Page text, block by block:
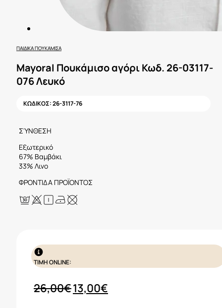
ΠΑΙΔΙΚΆ ΠΟΥΚΆΜΙΣΑ
Mayoral Πουκάμισο αγόρι Κωδ. 26-03117-
076 Λευκό
ΚΩΔΙΚΟΣ:26-3117-76
ΣΎΝΘΕΣΗ
Εξωτερικό
67% Βαμβάκι
33% Λινο
ΦΡΟΝΤΙΔΑ ΠΡΟΪΟΝΤΟΣ
ΤΙΜΗ ONLINE:
26,00€Original
13,00€